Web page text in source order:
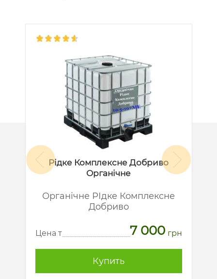
Рідке Комплексне Добриво
Органічне
Органічне РІдке Комплексне
Добриво
Цена т 7 000 грн
Купить